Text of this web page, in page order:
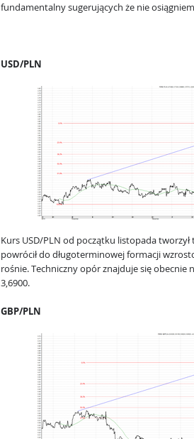
fundamentalny sugerujących że nie
USD/PLN
Kurs USD/PLN od początku listopada
powrócił do długoterminowej formacji
rośnie. Techniczny opór znajduje się obecnie
3,6900.
GBP/PLN